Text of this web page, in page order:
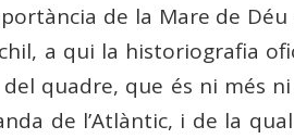
de la Mare de
a qui la historiografia
quadre, que és ni més
de l’Atlàntic, i de la